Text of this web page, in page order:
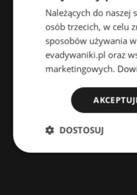
Należących do naszej
osób trzecich, w celu
sposobów używania
evadywaniki.pl oraz
marketingowych.
DOSTOSUJ